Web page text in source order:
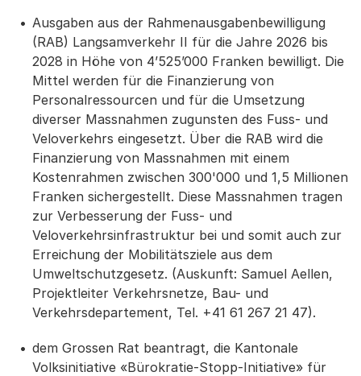
Ausgaben aus der Rahmenausgabenbewilligung
(RAB) Langsamverkehr II für die Jahre 2026 bis
2028 in Höhe von 4’525’000 Franken bewilligt. Die
Mittel werden für die Finanzierung von
Personalressourcen und für die Umsetzung
diverser Massnahmen zugunsten des Fuss- und
Veloverkehrs eingesetzt. Über die RAB wird die
Finanzierung von Massnahmen mit einem
Kostenrahmen zwischen 300'000 und 1,5 Millionen
Franken sichergestellt. Diese Massnahmen tragen
zur Verbesserung der Fuss- und
Veloverkehrsinfrastruktur bei und somit auch zur
Erreichung der Mobilitätsziele aus dem
Umweltschutzgesetz. (Auskunft: Samuel Aellen,
Projektleiter Verkehrsnetze, Bau- und
Verkehrsdepartement, Tel. +41 61 267 21 47).
dem Grossen Rat beantragt, die Kantonale
Volksinitiative «Bürokratie-Stopp-Initiative» für